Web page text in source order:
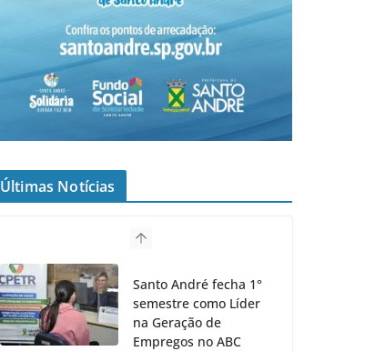
Últimas Notícias
Santo André fecha 1°
semestre como Líder
na Geração de
Empregos no ABC